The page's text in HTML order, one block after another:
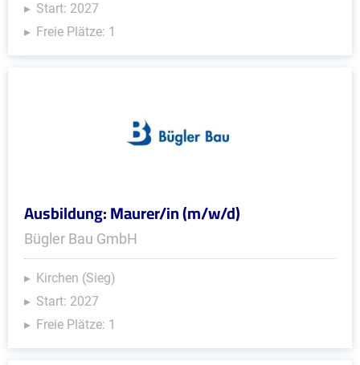
Start: 2027
Freie Plätze: 1
Ausbildung: Maurer/in (m/w/d)
Bügler Bau GmbH
Kirchen (Sieg)
Start: 2027
Freie Plätze: 1